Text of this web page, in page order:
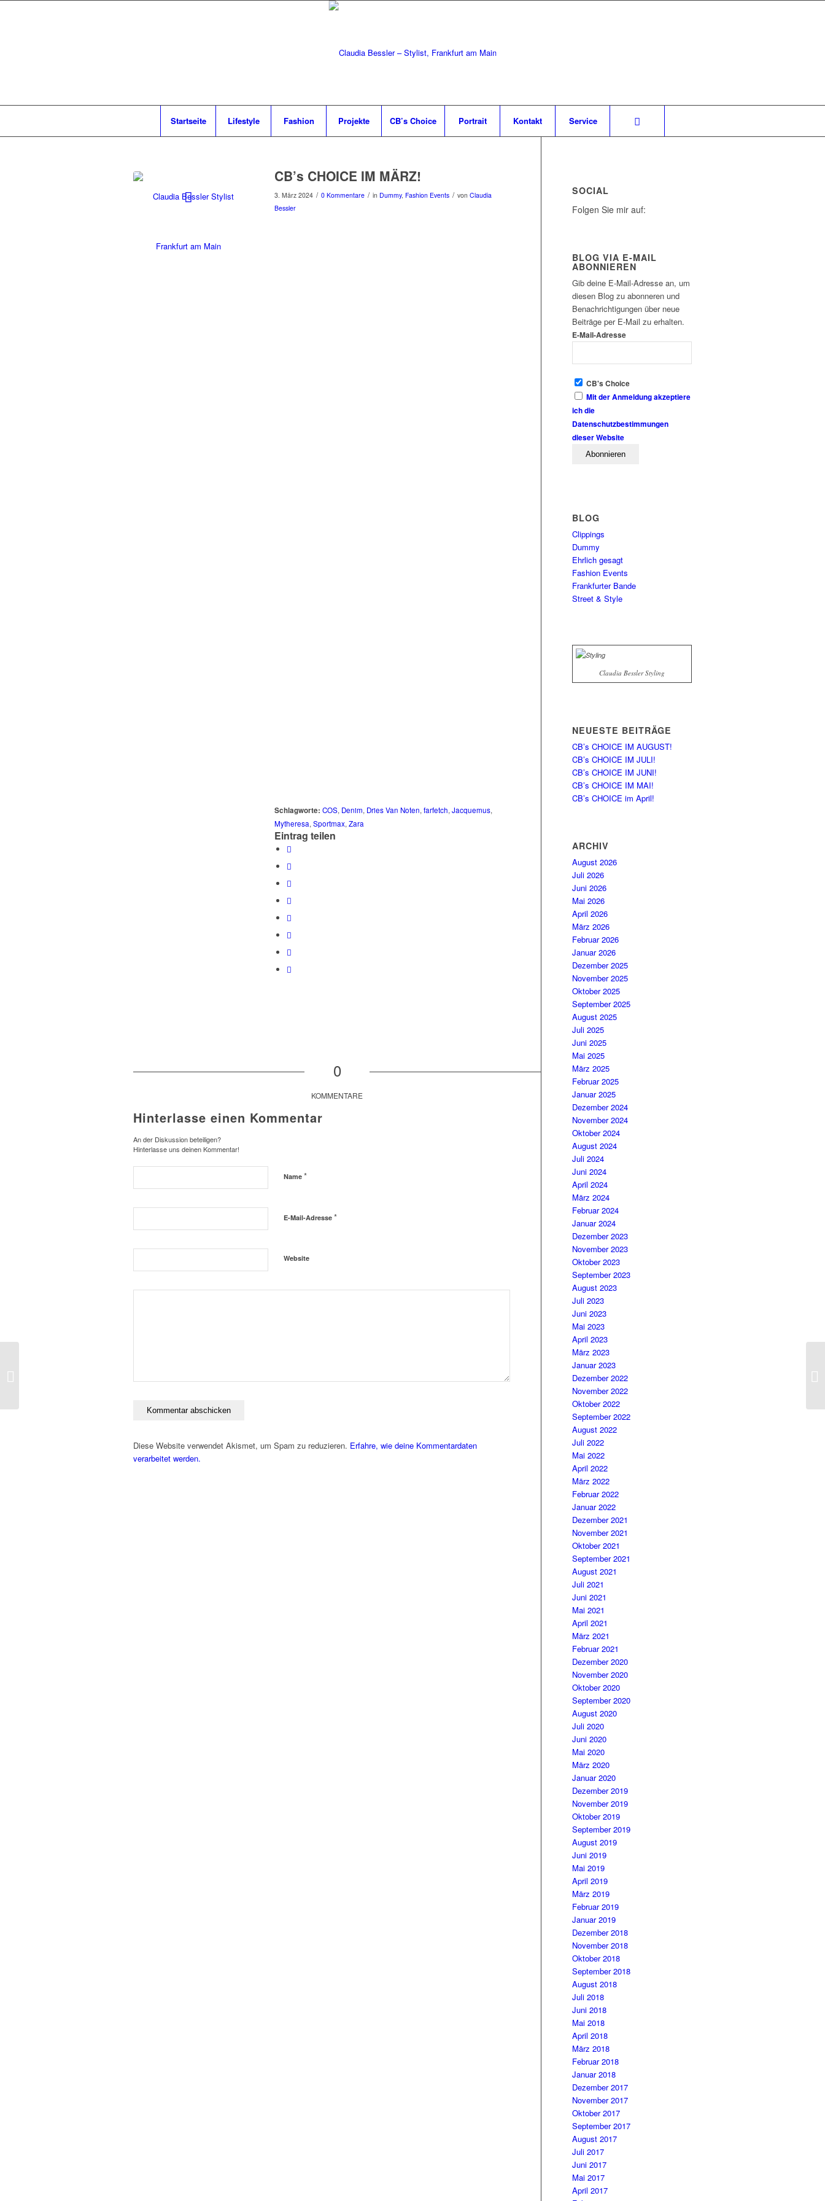
Startseite Lifestyle Fashion Projekte CB’s Choice Portrait Kontakt Service
CB’s CHOICE IM MÄRZ!
3. März 2024 / 0 Kommentare / in Dummy, Fashion Events / von Claudia
Bessler
Schlagworte: COS, Denim, Dries Van Noten, farfetch, Jacquemus,
Mytheresa, Sportmax, Zara
Eintrag teilen
0
KOMMENTARE
Hinterlasse einen Kommentar
An der Diskussion beteiligen?
Hinterlasse uns deinen Kommentar!
Name *
E-Mail-Adresse *
Website
Diese Website verwendet Akismet, um Spam zu reduzieren. Erfahre, wie deine Kommentardaten
verarbeitet werden.
SOCIAL
Folgen Sie mir auf:
BLOG VIA E-MAIL
ABONNIEREN
Gib deine E-Mail-Adresse an, um
diesen Blog zu abonneren und
Benachrichtigungen über neue
Beiträge per E-Mail zu erhalten.
E-Mail-Adresse
CB's Choice
Mit der Anmeldung akzeptiere
ich die
Datenschutzbestimmungen
dieser Website
BLOG
Clippings
Dummy
Ehrlich gesagt
Fashion Events
Frankfurter Bande
Street & Style
Claudia Bessler Styling
NEUESTE BEITRÄGE
CB’s CHOICE IM AUGUST!
CB’s CHOICE IM JULI!
CB’s CHOICE IM JUNI!
CB’s CHOICE IM MAI!
CB’s CHOICE im April!
ARCHIV
August 2026
Juli 2026
Juni 2026
Mai 2026
April 2026
März 2026
Februar 2026
Januar 2026
Dezember 2025
November 2025
Oktober 2025
September 2025
August 2025
Juli 2025
Juni 2025
Mai 2025
März 2025
Februar 2025
Januar 2025
Dezember 2024
November 2024
Oktober 2024
August 2024
Juli 2024
Juni 2024
April 2024
März 2024
Februar 2024
Januar 2024
Dezember 2023
November 2023
Oktober 2023
September 2023
August 2023
Juli 2023
Juni 2023
Mai 2023
April 2023
März 2023
Januar 2023
Dezember 2022
November 2022
Oktober 2022
September 2022
August 2022
Juli 2022
Mai 2022
April 2022
März 2022
Februar 2022
Januar 2022
Dezember 2021
November 2021
Oktober 2021
September 2021
August 2021
Juli 2021
Juni 2021
Mai 2021
April 2021
März 2021
Februar 2021
Dezember 2020
November 2020
Oktober 2020
September 2020
August 2020
Juli 2020
Juni 2020
Mai 2020
März 2020
Januar 2020
Dezember 2019
November 2019
Oktober 2019
September 2019
August 2019
Juni 2019
Mai 2019
April 2019
März 2019
Februar 2019
Januar 2019
Dezember 2018
November 2018
Oktober 2018
September 2018
August 2018
Juli 2018
Juni 2018
Mai 2018
April 2018
März 2018
Februar 2018
Januar 2018
Dezember 2017
November 2017
Oktober 2017
September 2017
August 2017
Juli 2017
Juni 2017
Mai 2017
April 2017